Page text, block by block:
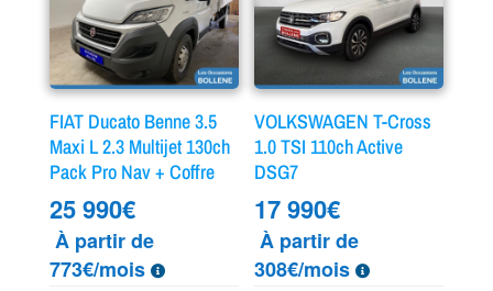
FIAT Ducato Benne 3.5
Maxi L 2.3 Multijet 130ch
Pack Pro Nav + Coffre
25 990€
À partir de
773€/mois
VOLKSWAGEN T-Cross
1.0 TSI 110ch Active
DSG7
17 990€
À partir de
308€/mois